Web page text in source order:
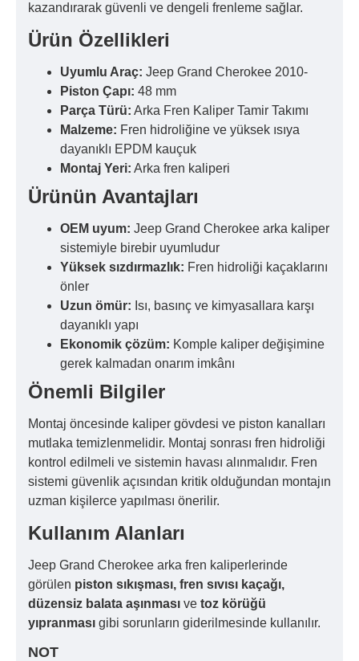
kazandırarak güvenli ve dengeli frenleme sağlar.
Ürün Özellikleri
Uyumlu Araç: Jeep Grand Cherokee 2010-
Piston Çapı: 48 mm
Parça Türü: Arka Fren Kaliper Tamir Takımı
Malzeme: Fren hidroliğine ve yüksek ısıya
dayanıklı EPDM kauçuk
Montaj Yeri: Arka fren kaliperi
Ürünün Avantajları
OEM uyum: Jeep Grand Cherokee arka kaliper
sistemiyle birebir uyumludur
Yüksek sızdırmazlık: Fren hidroliği kaçaklarını
önler
Uzun ömür: Isı, basınç ve kimyasallara karşı
dayanıklı yapı
Ekonomik çözüm: Komple kaliper değişimine
gerek kalmadan onarım imkânı
Önemli Bilgiler
Montaj öncesinde kaliper gövdesi ve piston kanalları
mutlaka temizlenmelidir. Montaj sonrası fren hidroliği
kontrol edilmeli ve sistemin havası alınmalıdır. Fren
sistemi güvenlik açısından kritik olduğundan montajın
uzman kişilerce yapılması önerilir.
Kullanım Alanları
Jeep Grand Cherokee arka fren kaliperlerinde
görülen piston sıkışması, fren sıvısı kaçağı,
düzensiz balata aşınması ve toz körüğü
yıpranması gibi sorunların giderilmesinde kullanılır.
NOT